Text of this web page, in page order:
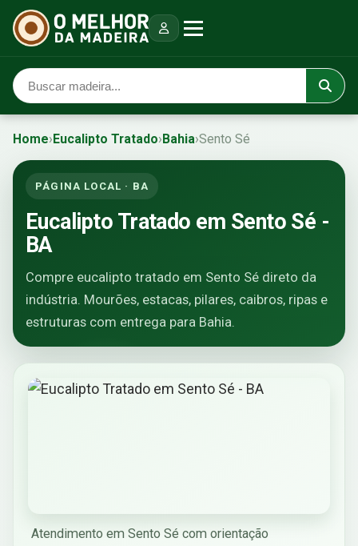
Home›Eucalipto Tratado›Bahia›Sento Sé
PÁGINA LOCAL · BA
Eucalipto Tratado em Sento Sé -
BA
Compre eucalipto tratado em Sento Sé direto da
indústria. Mourões, estacas, pilares, caibros, ripas e
estruturas com entrega para Bahia.
Atendimento em Sento Sé com orientação